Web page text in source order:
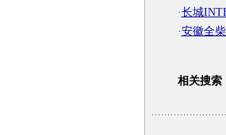
·长城
·安徽全
相关搜索